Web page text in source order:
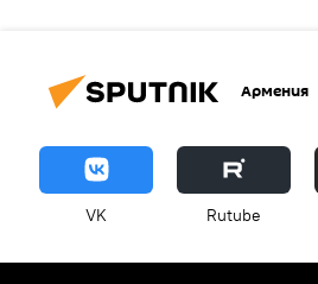
Армения
VK Rutube